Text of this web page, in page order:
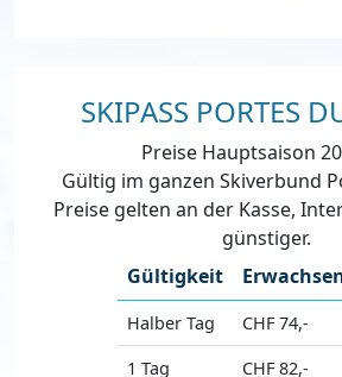
SKIPASS PORTES
Preise Hauptsaison
Gültig im ganzen Skiverbund
Preise gelten an der Kasse,
günstiger.
Gültigkeit
Halber Tag CHF 74,-
1 Tag
CHF 82,-